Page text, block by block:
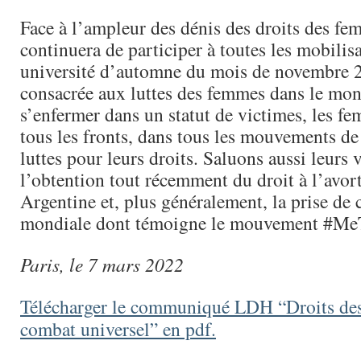
Face à l’ampleur des dénis des droits des
continuera de participer à toutes les
université d’automne du mois de novembre
consacrée aux luttes des femmes dans le
s’enfermer dans un statut de victimes, les
tous les fronts, dans tous les mouvements
luttes pour leurs droits. Saluons aussi leurs
l’obtention tout récemment du droit à
Argentine et, plus généralement, la prise de
mondiale dont témoigne le mouvement
Paris, le 7 mars 2022
Télécharger le communiqué LDH “Droits
combat universel” en pdf.